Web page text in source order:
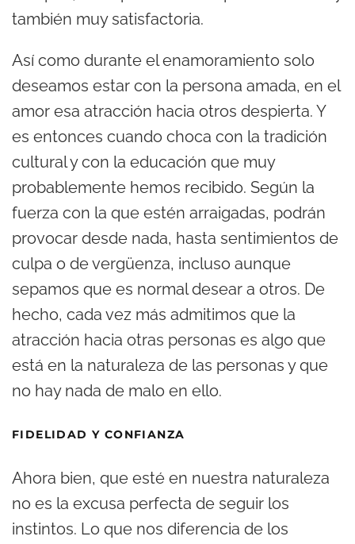
también muy satisfactoria.
Así como durante el enamoramiento solo
deseamos estar con la persona amada, en el
amor esa atracción hacia otros despierta. Y
es entonces cuando choca con la tradición
cultural y con la educación que muy
probablemente hemos recibido. Según la
fuerza con la que estén arraigadas, podrán
provocar desde nada, hasta sentimientos de
culpa o de vergüenza, incluso aunque
sepamos que es normal desear a otros. De
hecho, cada vez más admitimos que la
atracción hacia otras personas es algo que
está en la naturaleza de las personas y que
no hay nada de malo en ello.
FIDELIDAD Y CONFIANZA
Ahora bien, que esté en nuestra naturaleza
no es la excusa perfecta de seguir los
instintos. Lo que nos diferencia de los